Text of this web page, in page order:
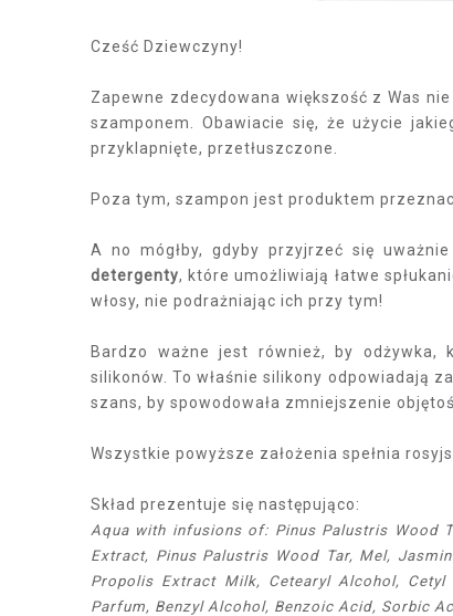
Cześć Dziewczyny!
Zapewne zdecydowana większość z Was
szamponem. Obawiacie się, że użycie
przyklapnięte, przetłuszczone.
Poza tym, szampon jest produktem
A no mógłby, gdyby przyjrzeć się
detergenty, które umożliwiają łatwe
włosy, nie podrażniając ich przy tym!
Bardzo ważne jest również, by odżywka,
silikonów. To właśnie silikony odpowiadają
szans, by spowodowała zmniejszenie
Wszystkie powyższe założenia spełnia
Skład prezentuje się następująco:
Aqua with infusions of: Pinus Palustris Wood
Extract, Pinus Palustris Wood Tar, Mel,
Propolis Extract Milk, Cetearyl Alcohol, Cetyl
Parfum, Benzyl Alcohol, Benzoic Acid, Sorbic